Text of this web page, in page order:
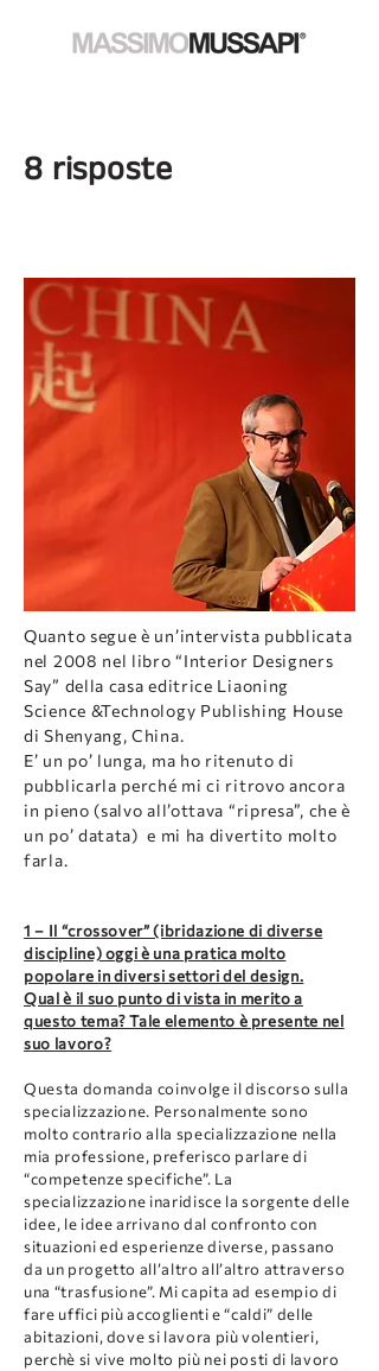
8 risposte
Quanto segue è un’intervista pubblicata
nel 2008 nel libro “Interior Designers
Say” della casa editrice Liaoning
Science &Technology Publishing House
di Shenyang, China.
E’ un po’ lunga, ma ho ritenuto di
pubblicarla perché mi ci ritrovo ancora
in pieno (salvo all’ottava “ripresa”, che è
un po’ datata) e mi ha divertito molto
farla.
1 – Il “crossover” (ibridazione di diverse
discipline) oggi è una pratica molto
popolare in diversi settori del design.
Qual è il suo punto di vista in merito a
questo tema? Tale elemento è presente nel
suo lavoro?
Questa domanda coinvolge il discorso sulla
specializzazione. Personalmente sono
molto contrario alla specializzazione nella
mia professione, preferisco parlare di
“competenze specifiche”. La
specializzazione inaridisce la sorgente delle
idee, le idee arrivano dal confronto con
situazioni ed esperienze diverse, passano
da un progetto all’altro all’altro attraverso
una “trasfusione”. Mi capita ad esempio di
fare uffici più accoglienti e “caldi” delle
abitazioni, dove si lavora più volentieri,
perchè si vive molto più nei posti di lavoro